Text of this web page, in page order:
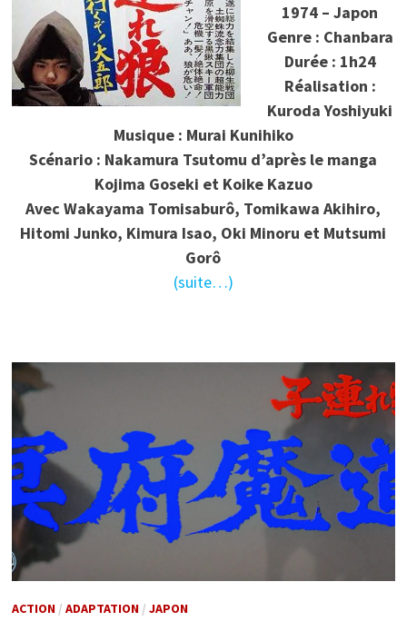
1974 – Japon
Genre : Chanbara
Durée : 1h24
Réalisation :
Kuroda Yoshiyuki
Musique : Murai Kunihiko
Scénario : Nakamura Tsutomu d’après le manga
Kojima Goseki et Koike Kazuo
Avec Wakayama Tomisaburô, Tomikawa Akihiro,
Hitomi Junko, Kimura Isao, Oki Minoru et Mutsumi
Gorô
(suite…)
ACTION/ ADAPTATION/ JAPON